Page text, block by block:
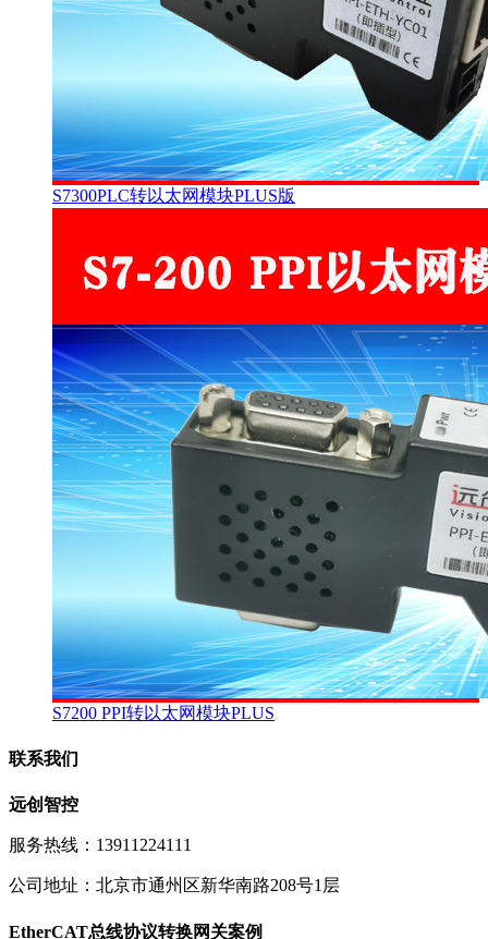
S7300PLC转以太网模块PLUS版
S7200 PPI转以太网模块PLUS
联系我们
远创智控
服务热线：13911224111
公司地址：北京市通州区新华南路208号1层
EtherCAT总线协议转换网关案例